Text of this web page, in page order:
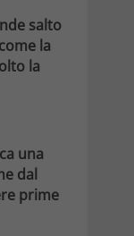
salto
la
la
una
dal
prime